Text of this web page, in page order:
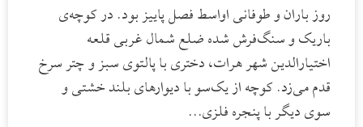
روز باران و طوفانی اواسط فصل پاییز بود. در کوچه‌ی
باریک و سنگ‌فرش شده ضلع شمال غربی قلعه
اختیارالدین شهر هرات، دختری با پالتوی سبز و چتر سرخ
قدم می‌زد. کوچه از یک‌سو با دیوارهای بلند خشتی و
سوی دیگر با پنجره فلزی…